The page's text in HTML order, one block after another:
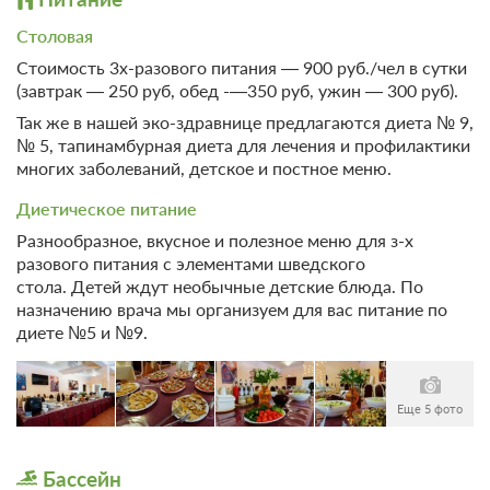
При отмене оплата не возвращается
Требуется внесение предоплаты в течение 2 часов
после подтверждения бронирования. Сумма предоплаты
составляет 1 ночь
16 500 Забронировать
Организация
мероприятий
Беседка
Банкетный зал
Корпоративный отдых
Организация свадеб
Парковка
Автостоянка / Парковка
Бесплатная автостоянка /
Парковка
Детям
Детская площадка
Анимационный персонал
SPA
Сауна
Массаж
Фен
Экскурсионное
обслуживание
Курение на всей территории
Общие
Удобства в номере
Столовая
Стоимость 3х-разового питания — 900 руб./чел в сутки
(завтрак — 250 руб, обед -—350 руб, ужин — 300 руб).
Так же в нашей эко-здравнице предлагаются диета № 9,
№ 5, тапинамбурная диета для лечения и профилактики
многих заболеваний, детское и постное меню.
Диетическое питание
Разнообразное, вкусное и полезное меню для з-х
разового питания с элементами шведского
стола. Детей ждут необычные детские блюда. По
назначению врача мы организуем для вас питание по
диете №5 и №9.
Еще 5 фото
Бассейн